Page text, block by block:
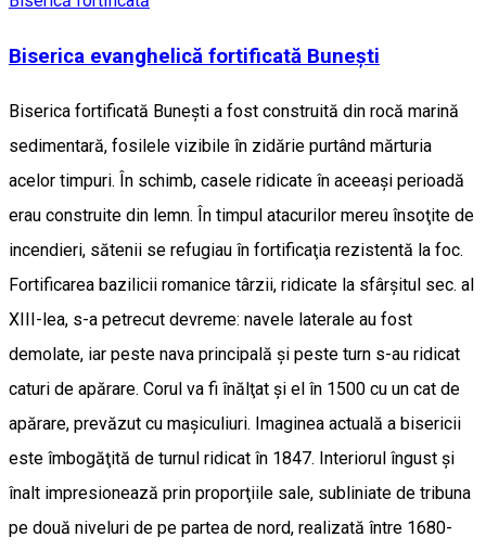
Biserica evanghelică fortificată Bunești
Biserica fortificată Buneşti a fost construită din rocă marină
sedimentară, fosilele vizibile în zidărie purtând mărturia
acelor timpuri. În schimb, casele ridicate în aceeaşi perioadă
erau construite din lemn. În timpul atacurilor mereu însoţite de
incendieri, sătenii se refugiau în fortificaţia rezistentă la foc.
Fortificarea bazilicii romanice târzii, ridicate la sfârşitul sec. al
XIII-lea, s-a petrecut devreme: navele laterale au fost
demolate, iar peste nava principală şi peste turn s-au ridicat
caturi de apărare. Corul va fi înălţat şi el în 1500 cu un cat de
apărare, prevăzut cu maşiculiuri. Imaginea actuală a bisericii
este îmbogăţită de turnul ridicat în 1847. Interiorul îngust şi
înalt impresionează prin proporţiile sale, subliniate de tribuna
pe două niveluri de pe partea de nord, realizată între 1680-